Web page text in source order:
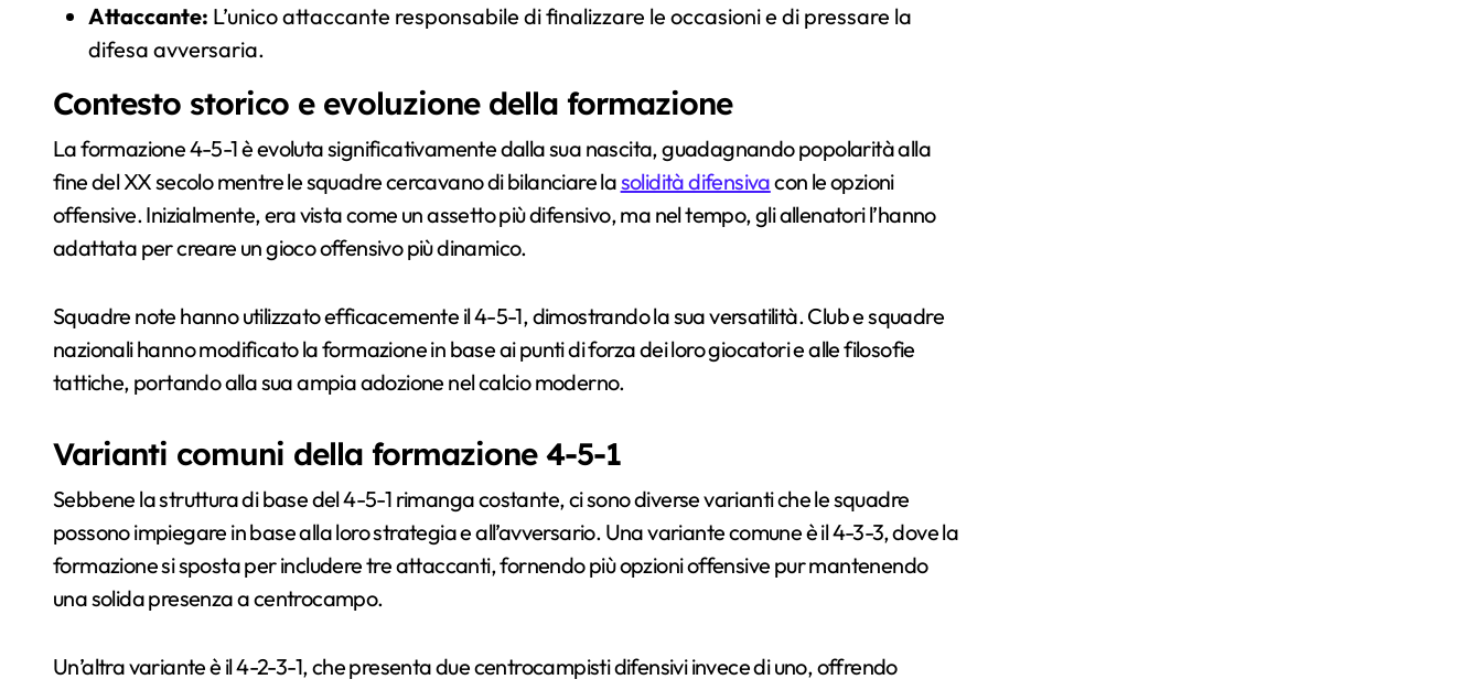
Attaccante: L’unico attaccante responsabile di finalizzare le occasioni e di pressare la
difesa avversaria.
Contesto storico e evoluzione della formazione
La formazione 4-5-1 è evoluta significativamente dalla sua nascita, guadagnando popolarità alla
fine del XX secolo mentre le squadre cercavano di bilanciare lasolidità difensivacon le opzioni
offensive. Inizialmente, era vista come un assetto più difensivo, ma nel tempo, gli allenatori l’hanno
adattata per creare un gioco offensivo più dinamico.
Squadre note hanno utilizzato efficacemente il 4-5-1, dimostrando la sua versatilità. Club e squadre
nazionali hanno modificato la formazione in base ai punti di forza dei loro giocatori e alle filosofie
tattiche, portando alla sua ampia adozione nel calcio moderno.
Varianti comuni della formazione 4-5-1
Sebbene la struttura di base del 4-5-1 rimanga costante, ci sono diverse varianti che le squadre
possono impiegare in base alla loro strategia e all’avversario. Una variante comune è il 4-3-3, dove la
formazione si sposta per includere tre attaccanti, fornendo più opzioni offensive pur mantenendo
una solida presenza a centrocampo.
Un’altra variante è il 4-2-3-1, che presenta due centrocampisti difensivi invece di uno, offrendo